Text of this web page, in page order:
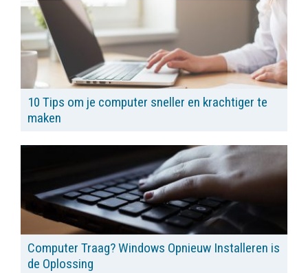
10 Tips om je computer sneller en krachtiger te
maken
Computer Traag? Windows Opnieuw Installeren is
de Oplossing